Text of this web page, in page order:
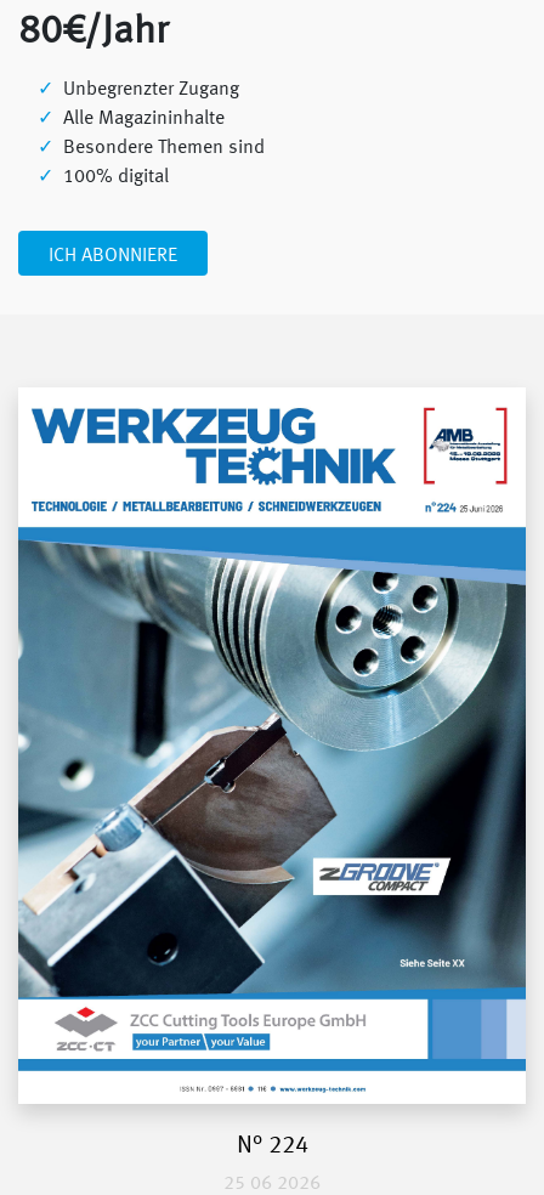
80€/Jahr
Unbegrenzter Zugang
Alle Magazininhalte
Besondere Themen sind
100% digital
ICH ABONNIERE
N° 224
25 06 2026